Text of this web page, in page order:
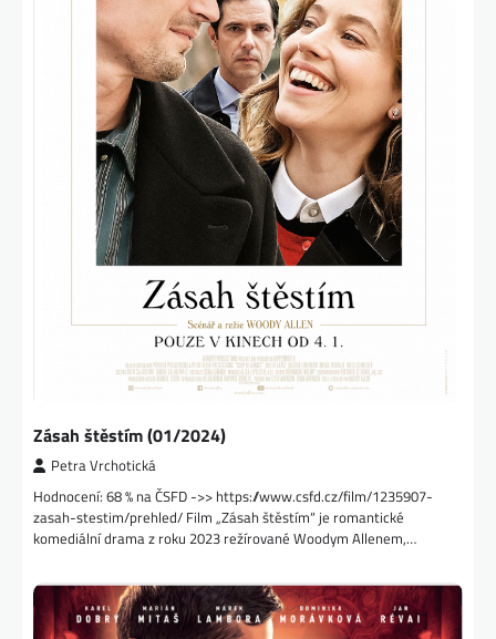
Zásah štěstím (01/2024)
Petra Vrchotická
Hodnocení: 68 % na ČSFD ->> https://www.csfd.cz/film/1235907-
zasah-stestim/prehled/ Film „Zásah štěstím“ je romantické
komediální drama z roku 2023 režírované Woodym Allenem,…